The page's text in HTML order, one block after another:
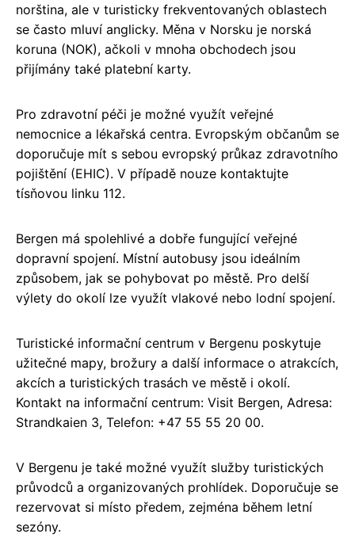
norština, ale v turisticky frekventovaných oblastech
se často mluví anglicky. Měna v Norsku je norská
koruna (NOK), ačkoli v mnoha obchodech jsou
přijímány také platební karty.
Pro zdravotní péči je možné využít veřejné
nemocnice a lékařská centra. Evropským občanům se
doporučuje mít s sebou evropský průkaz zdravotního
pojištění (EHIC). V případě nouze kontaktujte
tísňovou linku 112.
Bergen má spolehlivé a dobře fungující veřejné
dopravní spojení. Místní autobusy jsou ideálním
způsobem, jak se pohybovat po městě. Pro delší
výlety do okolí lze využít vlakové nebo lodní spojení.
Turistické informační centrum v Bergenu poskytuje
užitečné mapy, brožury a další informace o atrakcích,
akcích a turistických trasách ve městě i okolí.
Kontakt na informační centrum: Visit Bergen, Adresa:
Strandkaien 3, Telefon: +47 55 55 20 00.
V Bergenu je také možné využít služby turistických
průvodců a organizovaných prohlídek. Doporučuje se
rezervovat si místo předem, zejména během letní
sezóny.